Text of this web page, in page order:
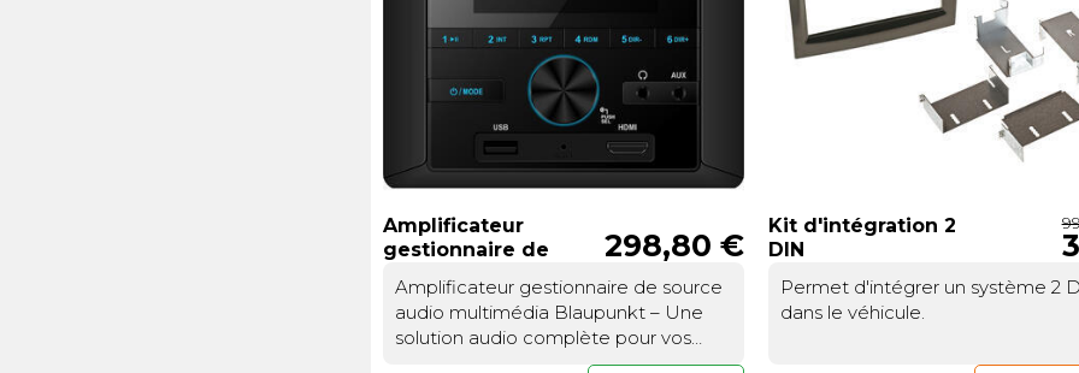
Amplificateur
gestionnaire de
source audio
multimedia
298,80 €
Amplificateur gestionnaire de source
audio multimédia Blaupunkt – Une
solution audio complète pour vos
voyages en camping-carUn centre
Kit d'intégration 2
DIN
Permet d'intégrer un système 2
dans le véhicule.